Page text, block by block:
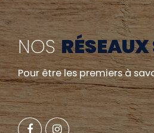
NOS
Pour être les premiers à